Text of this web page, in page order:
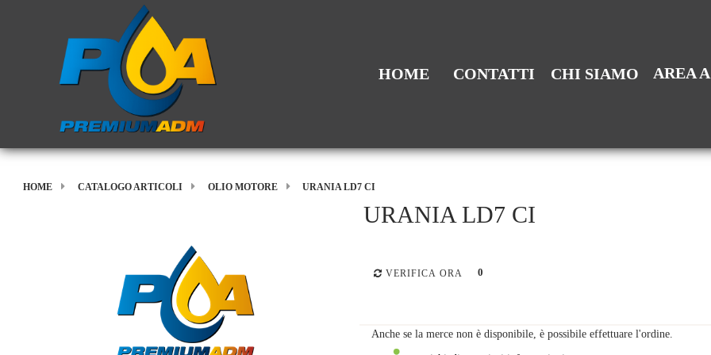
HOME CONTATTI CHI SIAMO AREA
HOME CATALOGO ARTICOLI OLIO MOTORE URANIA LD7 CI
URANIA LD7 CI
VERIFICA ORA 0
Anche se la merce non è disponibile, è possibile effettuare l'ordine.